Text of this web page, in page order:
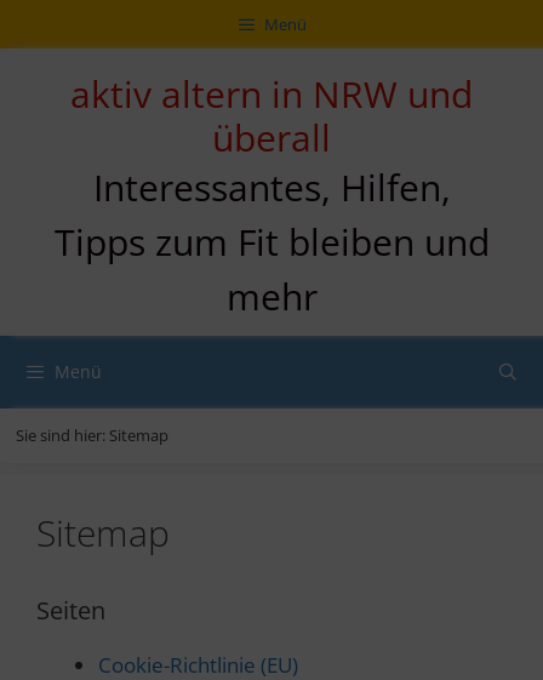
Inhalt
zur
Navigation
Inhalt
Menü
aktiv altern in NRW und
überall
Interessantes, Hilfen,
Tipps zum Fit bleiben und
mehr
Menü
Sie sind hier: Sitemap
Sitemap
Seiten
Cookie-Richtlinie (EU)